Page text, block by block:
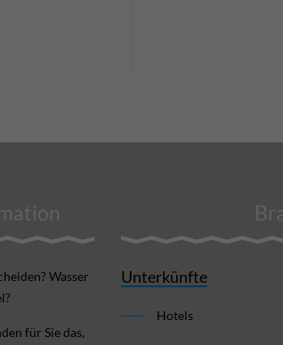
Wasser
für Sie das,
Unterkünfte
Hotels